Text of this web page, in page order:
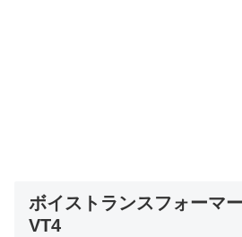
ボイストランスフォーマ
VT4